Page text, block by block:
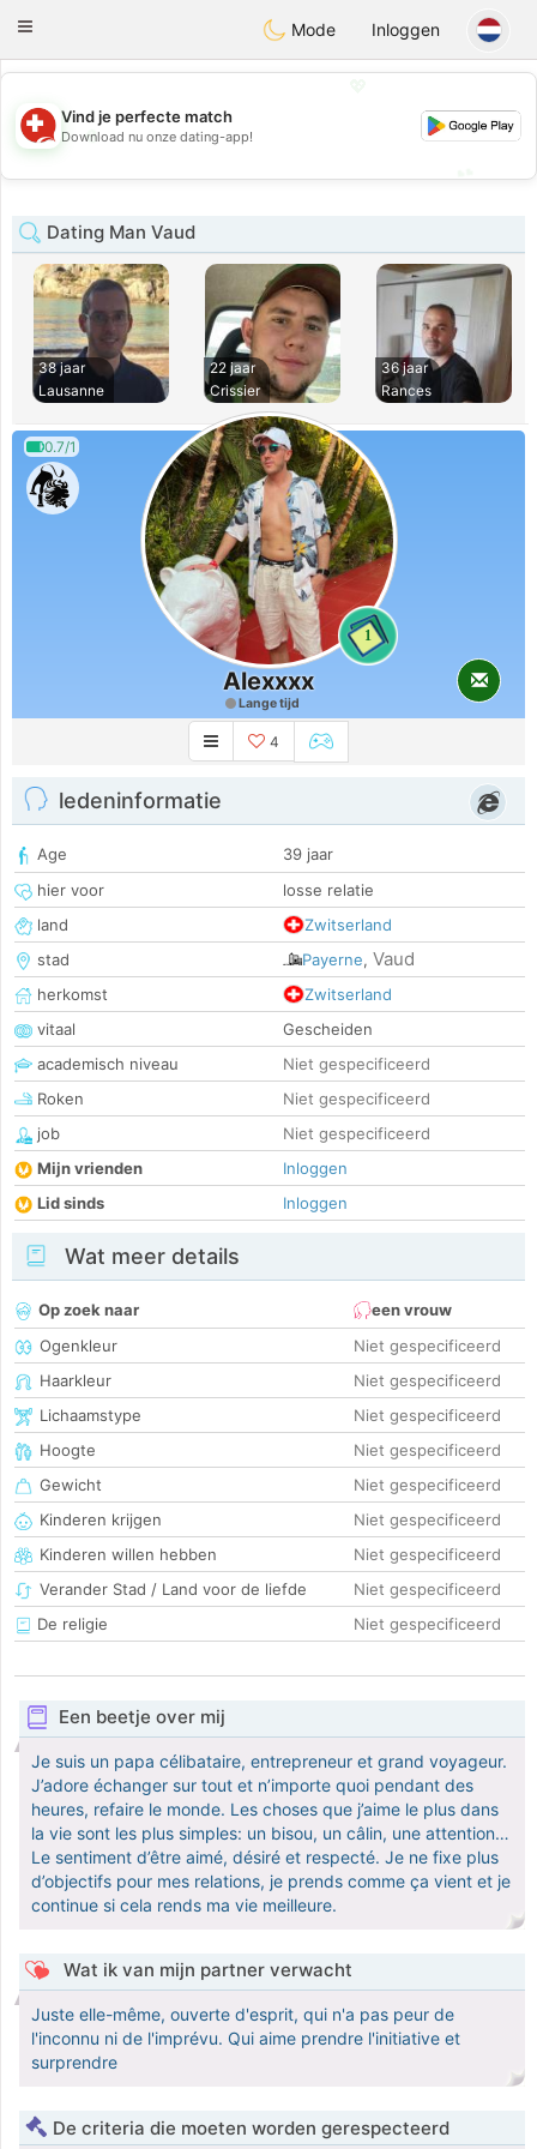
Suissi
Toggle
Mode Inloggen
💖
💕
Vind je perfecte match
Download nu onze dating-app!
Dating Man Vaud
38 jaar
Lausanne
22 jaar
Crissier
36 jaar
Rances
0.7/1
1
Alexxxx
Lange tijd
4
ledeninformatie
Age
39 jaar
hier voor
losse relatie
land
Zwitserland
stad
Payerne, Vaud
herkomst
Zwitserland
vitaal
Gescheiden
academisch niveau
Niet gespecificeerd
Roken
Niet gespecificeerd
job
Niet gespecificeerd
Mijn vrienden
Inloggen
Lid sinds
Inloggen
Wat meer details
Op zoek naar
een vrouw
Ogenkleur
Niet gespecificeerd
Haarkleur
Niet gespecificeerd
Lichaamstype
Niet gespecificeerd
Hoogte
Niet gespecificeerd
Gewicht
Niet gespecificeerd
Kinderen krijgen
Niet gespecificeerd
Kinderen willen hebben
Niet gespecificeerd
Verander Stad / Land voor de liefde
Niet gespecificeerd
De religie
Niet gespecificeerd
Een beetje over mij
Je suis un papa célibataire, entrepreneur et grand voyageur.
J’adore échanger sur tout et n’importe quoi pendant des
heures, refaire le monde. Les choses que j’aime le plus dans
la vie sont les plus simples: un bisou, un câlin, une attention…
Le sentiment d’être aimé, désiré et respecté. Je ne fixe plus
d’objectifs pour mes relations, je prends comme ça vient et je
continue si cela rends ma vie meilleure.
Wat ik van mijn partner verwacht
Juste elle-même, ouverte d'esprit, qui n'a pas peur de
l'inconnu ni de l'imprévu. Qui aime prendre l'initiative et
surprendre
De criteria die moeten worden gerespecteerd